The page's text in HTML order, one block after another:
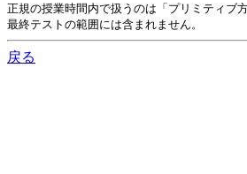
正規の授業時間内で扱うのは「プリミティブ
最終テストの範囲には含まれません。
戻る